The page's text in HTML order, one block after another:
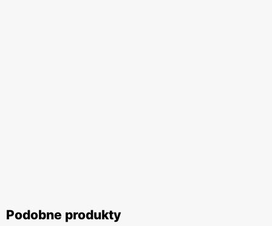
Podobne produkty